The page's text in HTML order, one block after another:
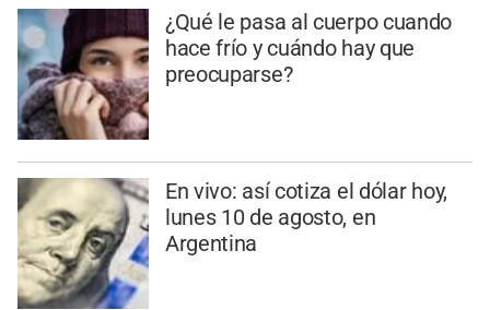
¿Qué le pasa al cuerpo cuando
hace frío y cuándo hay que
preocuparse?
En vivo: así cotiza el dólar hoy,
lunes 10 de agosto, en
Argentina